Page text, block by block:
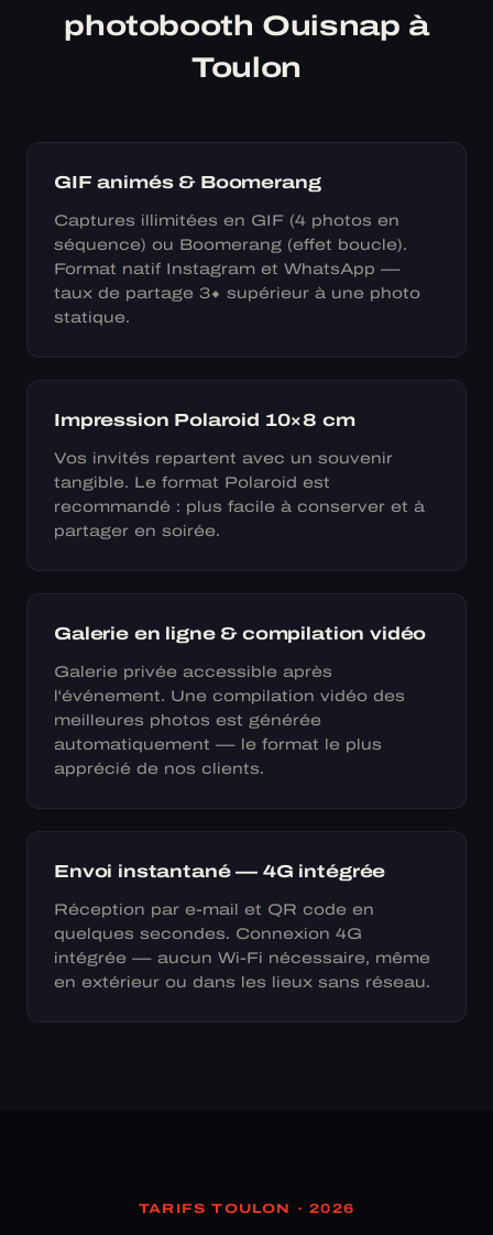
photobooth Ouisnap à
Toulon
GIF animés & Boomerang
Captures illimitées en GIF (4 photos en
séquence) ou Boomerang (effet boucle).
Format natif Instagram et WhatsApp —
taux de partage 3× supérieur à une photo
statique.
Impression Polaroid 10×8 cm
Vos invités repartent avec un souvenir
tangible. Le format Polaroid est
recommandé : plus facile à conserver et à
partager en soirée.
Galerie en ligne & compilation vidéo
Galerie privée accessible après
l'événement. Une compilation vidéo des
meilleures photos est générée
automatiquement — le format le plus
apprécié de nos clients.
Envoi instantané — 4G intégrée
Réception par e-mail et QR code en
quelques secondes. Connexion 4G
intégrée — aucun Wi-Fi nécessaire, même
en extérieur ou dans les lieux sans réseau.
TARIFS TOULON · 2026